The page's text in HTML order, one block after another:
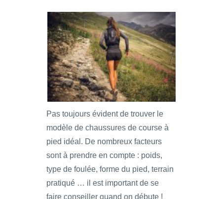
Pas toujours évident de trouver le
modèle de chaussures de course à
pied idéal. De nombreux facteurs
sont à prendre en compte : poids,
type de foulée, forme du pied, terrain
pratiqué … il est important de se
faire conseiller quand on débute !